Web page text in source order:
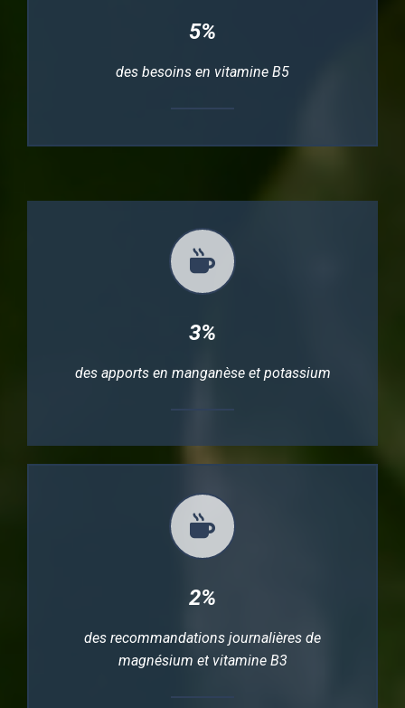
5%
des besoins en vitamine B5
3%
des apports en manganèse et potassium
2%
des recommandations journalières de
magnésium et vitamine B3